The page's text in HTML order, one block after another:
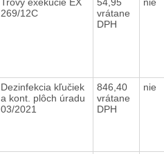
269/12C
vrátane
DPH
Dezinfekcia kľučiek
a kont. plôch úradu
03/2021
846,40
vrátane
DPH
nie